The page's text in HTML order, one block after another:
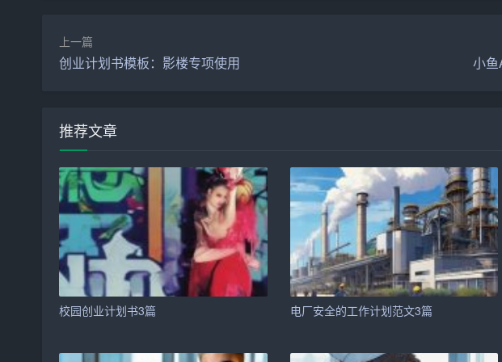
1. 开头部分
2. 主体部分
（1）个人经历：详细介绍自己的学习、实习和项目经历，突出自己的成长
（2）专业技能：阐述自己在专业领域的知识和技能，以及在实际应用中的
（3）综合素质：从道德品质、团队合作、沟通能力、创新能力等方面，
（4）职业规划：阐述自己的职业目标和发展方向，以及为实现这些目标所
上一篇
创业计划书模板：影楼专项使用 小
推荐文章
校园创业计划书3篇 电厂安全的工作计划范文3篇